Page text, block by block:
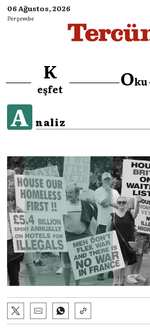
06 Ağustos, 2026
Perşembe
K
eşfet Oku
A naliz